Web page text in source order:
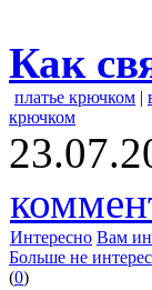
Как
платье крючком |
крючком
Интересно Вам
Больше не
(0)